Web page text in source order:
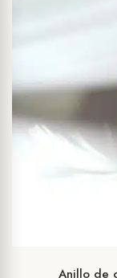
Anillo de